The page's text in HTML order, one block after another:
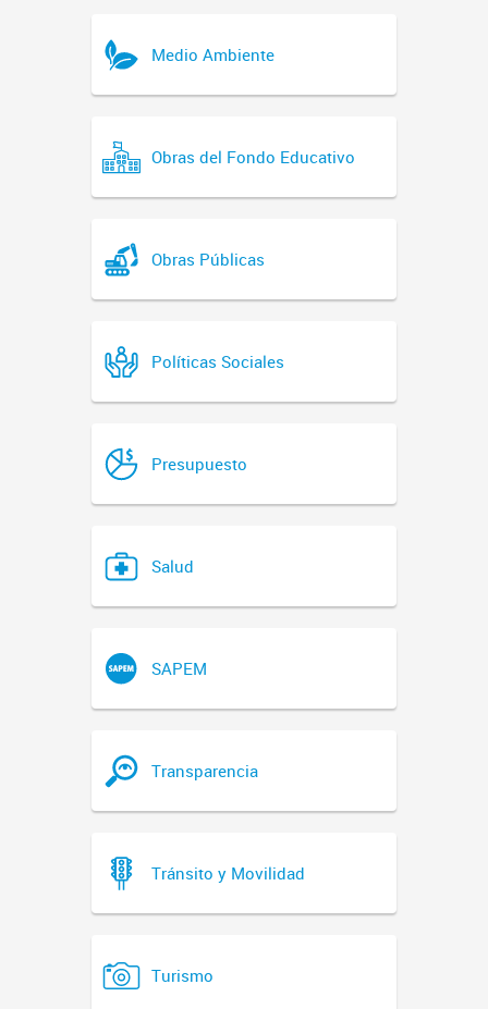
Medio Ambiente
Obras del Fondo Educativo
Obras Públicas
Políticas Sociales
Presupuesto
Salud
SAPEM
Transparencia
Tránsito y Movilidad
Turismo